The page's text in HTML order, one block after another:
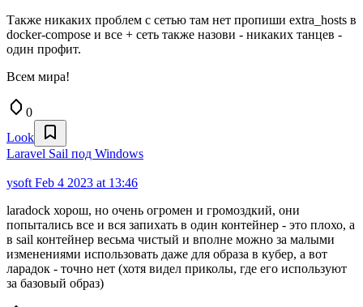
Также никаких проблем с сетью там нет пропиши extra_hosts в
docker-compose и все + сеть также назови - никаких танцев -
один профит.
Всем мира!
0
Look
Laravel Sail под Windows
ysoft Feb 4 2023 at 13:46
laradock хорош, но очень огромен и громоздкий, они
попытались все и вся запихать в один контейнер - это плохо, а
в sail контейнер весьма чистый и вполне можно за малыми
изменениями использовать даже для образа в кубер, а вот
ларадок - точно нет (хотя видел приколы, где его используют
за базовый образ)